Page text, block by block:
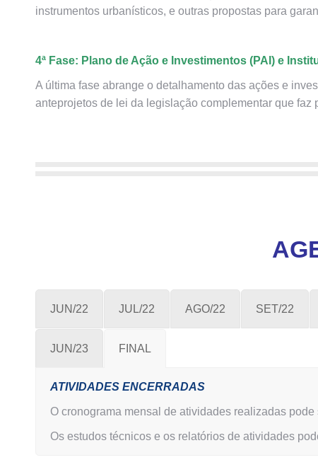
instrumentos urbanísticos, e outras propostas para
4ª Fase: Plano de Ação e Investimentos (PAI) e
A última fase abrange o detalhamento das ações e
anteprojetos de lei da legislação complementar que faz
JUN/22 JUL/22 AGO/22 SET/22
JUN/23 FINAL
ATIVIDADES ENCERRADAS
O cronograma mensal de atividades realizadas
Os estudos técnicos e os relatórios de atividades